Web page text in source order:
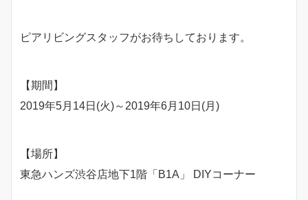
ピアリビングスタッフがお待ちしております。
【期間】
2019年5月14日(火)～2019年6月10日(月)
【場所】
東急ハンズ渋谷店地下1階「B1A」 DIYコーナー